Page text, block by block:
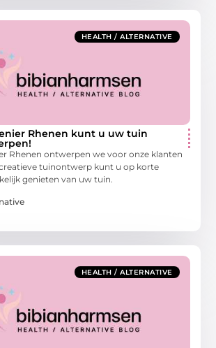
HEALTH / ALTERNATIVE
Rhenen kunt u uw tuin
Rhenen ontwerpen we voor onze klanten
tuinontwerp kunt u op korte
genieten van uw tuin.
HEALTH / ALTERNATIVE